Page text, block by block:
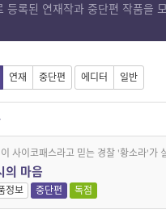
등록된 연재작과 중단편 작품을
연재 중단편 에디터 일반
사이코패스라고 믿는 경찰 '황소라'가
의 마음
정보 중단편 독점